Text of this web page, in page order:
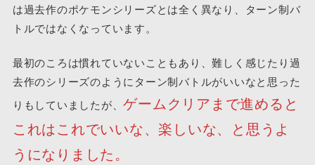
は過去作のポケモンシリーズとは全く異なり、ターン制バ
トルではなくなっています。
最初のころは慣れていないこともあり、難しく感じたり過
去作のシリーズのようにターン制バトルがいいなと思った
りもしていましたが、ゲームクリアまで進めると
これはこれでいいな、楽しいな、と思うよ
うになりました。